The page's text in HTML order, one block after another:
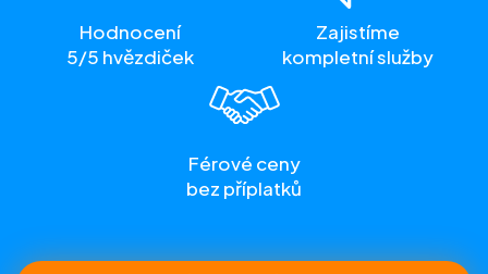
Hodnocení
5/5 hvězdiček
Zajistíme
kompletní služby
Férové ceny
bez příplatků